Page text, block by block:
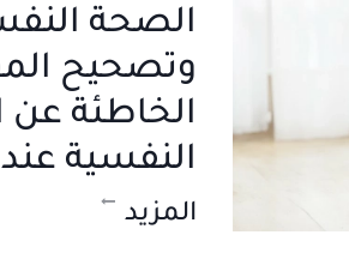
الصحة
وتصحيح
الخاطئة عن
النفسية
المزيد